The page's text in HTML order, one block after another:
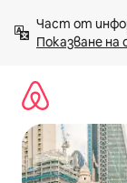
към
съдържанието
Показване на